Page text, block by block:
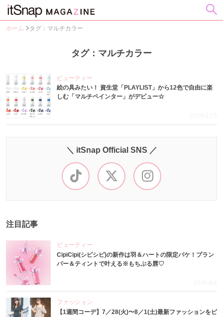
ホーム タグ：マルチカラー
タグ：マルチカラー
ビューティー
絵の具みたい！ 資生堂「PLAYLIST」から12色で自由に楽
しむ「マルチペインター」がデビュー☆
2018.2.15
＼ itSnap Official SNS ／
注目記事
ビューティー
CipiCipi(シピシピ)の新作は羽＆ハートの限定パケ！プラン
パー＆ティントで叶える※もちぷる唇♡
2026.8.6
ファッション
【1週間コーデ】7／28(火)〜8／1(土)最新ファッションをピ